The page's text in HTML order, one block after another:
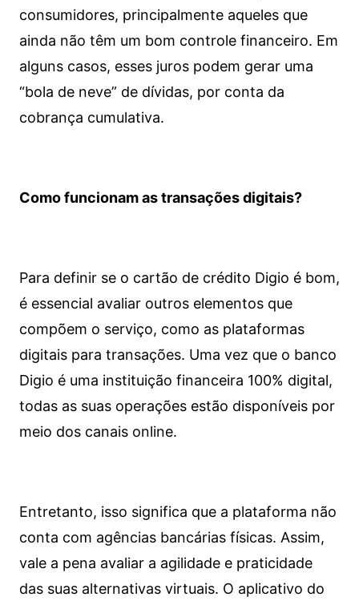
consumidores, principalmente aqueles que
ainda não têm um bom controle financeiro. Em
alguns casos, esses juros podem gerar uma
“bola de neve” de dívidas, por conta da
cobrança cumulativa.
Como funcionam as transações digitais?
Para definir se o cartão de crédito Digio é bom,
é essencial avaliar outros elementos que
compõem o serviço, como as plataformas
digitais para transações. Uma vez que o banco
Digio é uma instituição financeira 100% digital,
todas as suas operações estão disponíveis por
meio dos canais online.
Entretanto, isso significa que a plataforma não
conta com agências bancárias físicas. Assim,
vale a pena avaliar a agilidade e praticidade
das suas alternativas virtuais. O aplicativo do